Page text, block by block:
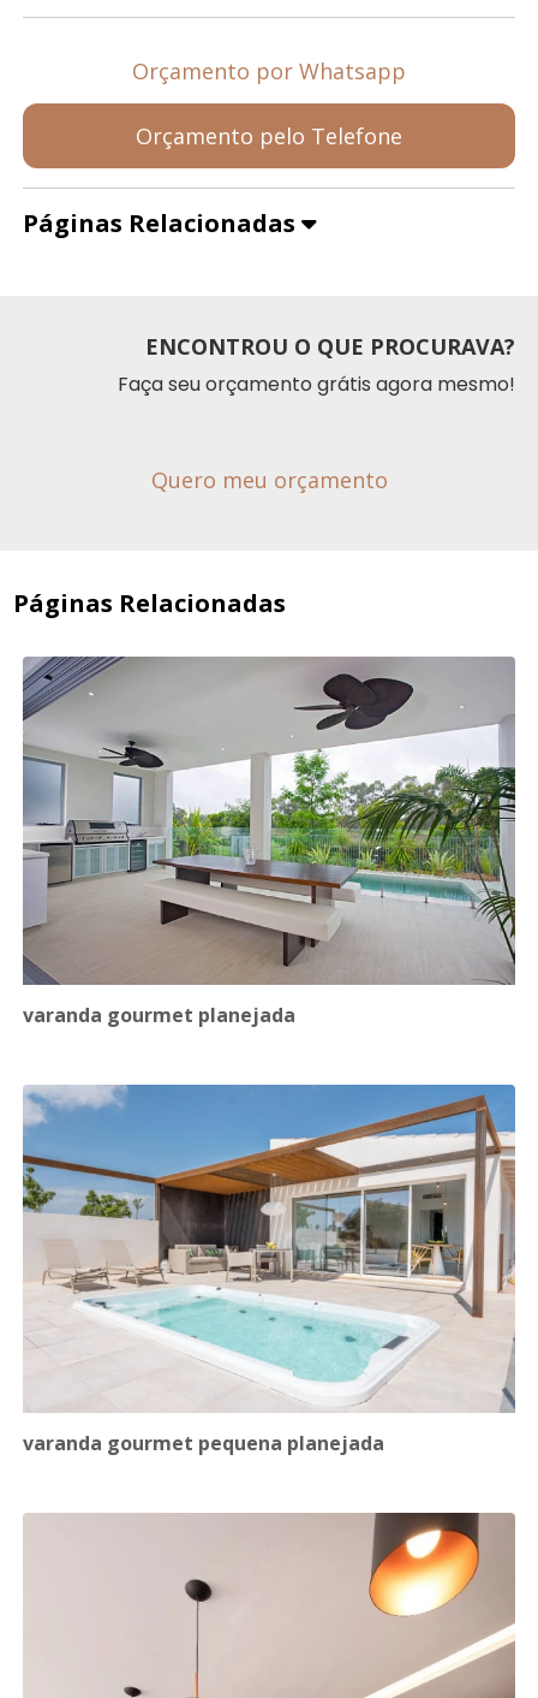
Orçamento por Whatsapp
Orçamento pelo Telefone
Páginas Relacionadas
ENCONTROU O QUE PROCURAVA?
Faça seu orçamento grátis agora mesmo!
Quero meu orçamento
Páginas Relacionadas
varanda gourmet planejada
varanda gourmet pequena planejada